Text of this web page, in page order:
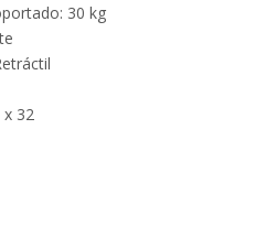
30 kg
32